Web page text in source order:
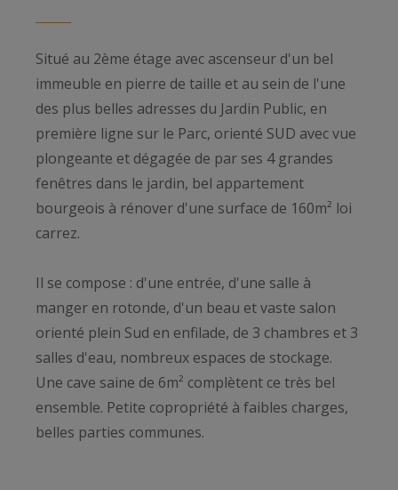
Situé au 2ème étage avec ascenseur d'un bel
immeuble en pierre de taille et au sein de l'une
des plus belles adresses du Jardin Public, en
première ligne sur le Parc, orienté SUD avec vue
plongeante et dégagée de par ses 4 grandes
fenêtres dans le jardin, bel appartement
bourgeois à rénover d'une surface de 160m² loi
carrez.
Il se compose : d'une entrée, d'une salle à
manger en rotonde, d'un beau et vaste salon
orienté plein Sud en enfilade, de 3 chambres et 3
salles d'eau, nombreux espaces de stockage.
Une cave saine de 6m² complètent ce très bel
ensemble. Petite copropriété à faibles charges,
belles parties communes.